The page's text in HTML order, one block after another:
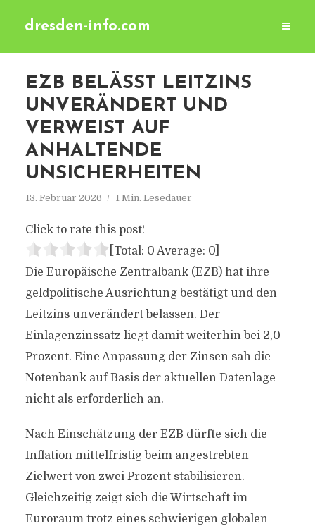
dresden-info.com
EZB BELÄSST LEITZINS
UNVERÄNDERT UND
VERWEIST AUF
ANHALTENDE
UNSICHERHEITEN
13. Februar 2026 1 Min. Lesedauer
Click to rate this post!
[Total: 0 Average: 0]
Die Europäische Zentralbank (EZB) hat ihre
geldpolitische Ausrichtung bestätigt und den
Leitzins unverändert belassen. Der
Einlagenzinssatz liegt damit weiterhin bei 2,0
Prozent. Eine Anpassung der Zinsen sah die
Notenbank auf Basis der aktuellen Datenlage
nicht als erforderlich an.
Nach Einschätzung der EZB dürfte sich die
Inflation mittelfristig beim angestrebten
Zielwert von zwei Prozent stabilisieren.
Gleichzeitig zeigt sich die Wirtschaft im
Euroraum trotz eines schwierigen globalen